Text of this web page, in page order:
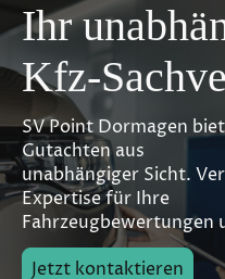
Ihr
Kfz-
SV Point Dormagen
Gutachten aus
unabhängiger Sicht.
Expertise für Ihre
Fahrzeugbewertungen
Jetzt kontaktieren